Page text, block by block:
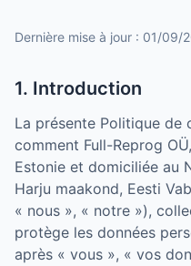
Dernière mise à jour : 01/09/
1. Introduction
La présente Politique
comment Full-Reprog
Estonie et domiciliée au
Harju maakond, Eesti
« nous », « notre »),
protège les données
après « vous », « vos